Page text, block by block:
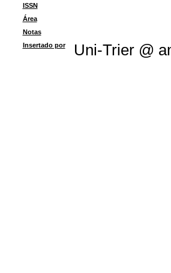
ISSN
Área
Notas
Insertado por
Uni-Trier @